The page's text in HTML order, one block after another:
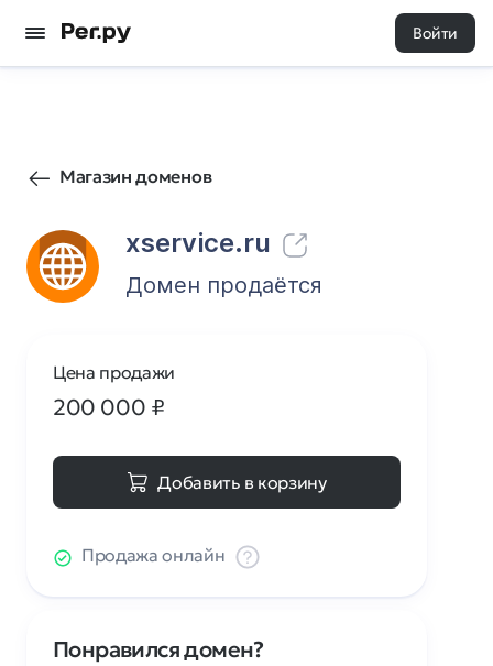
Войти
Магазин доменов
xservice.ru
606 0
Домен продаётся
Цена продажи
200 000 ₽
Добавить в корзину
Продажа онлайн
Понравился домен?